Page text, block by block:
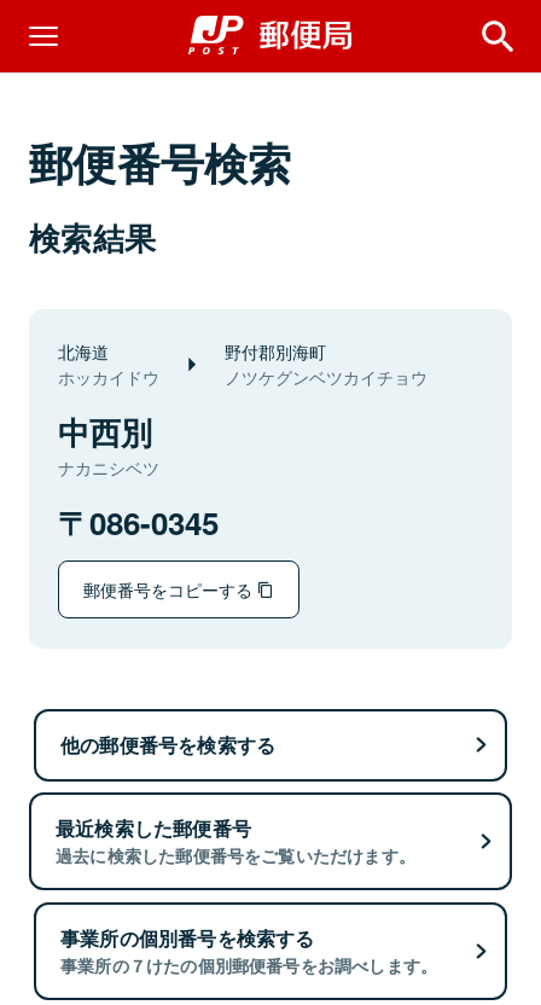
郵便番号検索
検索結果
北海道
ホッカイドウ
野付郡別海町
ノツケグンベツカイチョウ
中西別
ナカニシベツ
086-0345
郵便番号をコピーする
他の郵便番号を検索する
最近検索した郵便番号
過去に検索した郵便番号をご覧いただけます。
事業所の個別番号を検索する
事業所の７けたの個別郵便番号をお調べします。